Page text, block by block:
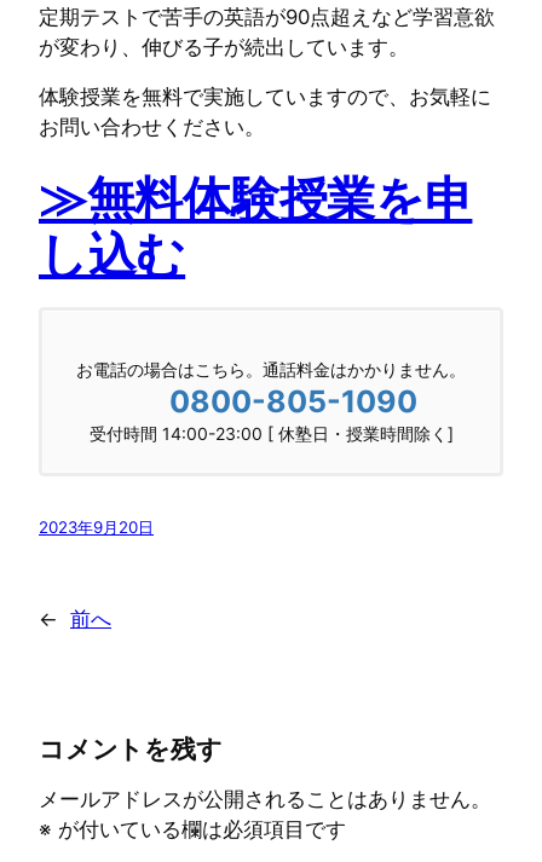
定期テストで苦手の英語が90点超えなど学習意欲
が変わり、伸びる子が続出しています。
体験授業を無料で実施していますので、お気軽に
お問い合わせください。
≫無料体験授業を申
し込む
お電話の場合はこちら。通話料金はかかりません。
0800-805-1090
受付時間 14:00-23:00 [ 休塾日・授業時間除く]
2023年9月20日
← 前へ
コメントを残す
メールアドレスが公開されることはありません。
※ が付いている欄は必須項目です